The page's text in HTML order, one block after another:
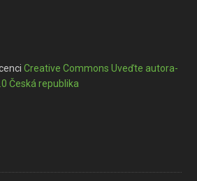
Creative Commons Uveďte autora-
Česká republika